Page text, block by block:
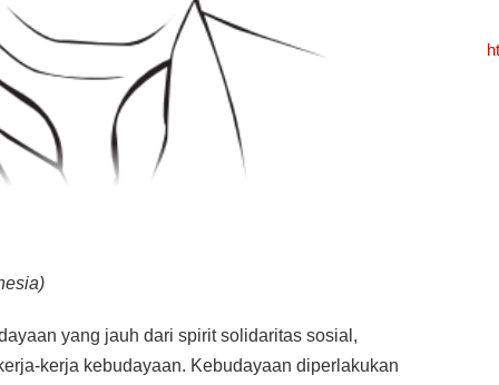
yang jauh dari spirit solidaritas sosial,
kerja kebudayaan. Kebudayaan diperlakukan